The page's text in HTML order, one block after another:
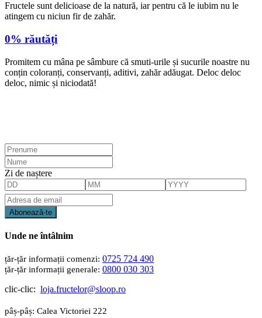
Fructele sunt delicioase de la natură, iar pentru că le iubim nu le
atingem cu niciun fir de zahăr.
0% răutăți
Promitem cu mâna pe sâmbure că smuti-urile și sucurile noastre nu
conțin coloranți, conservanți, aditivi, zahăr adăugat. Deloc deloc
deloc, nimic și niciodată!
Zi de naștere
Unde ne întâlnim
0725 724 490
0800 030 303
clic-clic: loja.fructelor@sloop.ro